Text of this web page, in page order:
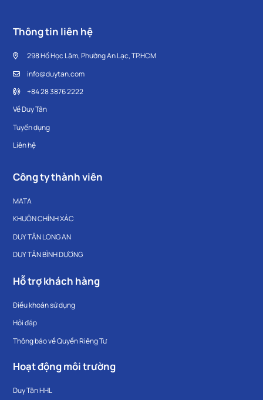
Thông tin liên hệ
298 Hồ Học Lãm, Phường An Lạc, TP.HCM
info@duytan.com
+84 28 3876 2222
Về Duy Tân
Tuyển dụng
Liên hệ
Công ty thành viên
MATA
KHUÔN CHÍNH XÁC
DUY TÂN LONG AN
DUY TÂN BÌNH DƯƠNG
Hỗ trợ khách hàng
Điều khoản sử dụng
Hỏi đáp
Thông báo về Quyền Riêng Tư
Hoạt động môi trường
Duy Tân HHL